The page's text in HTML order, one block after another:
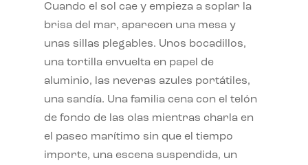
Cuando el sol cae y empieza a soplar la
brisa del mar, aparecen una mesa y
unas sillas plegables. Unos bocadillos,
una tortilla envuelta en papel de
aluminio, las neveras azules portátiles,
una sandía. Una familia cena con el telón
de fondo de las olas mientras charla en
el paseo marítimo sin que el tiempo
importe, una escena suspendida, un